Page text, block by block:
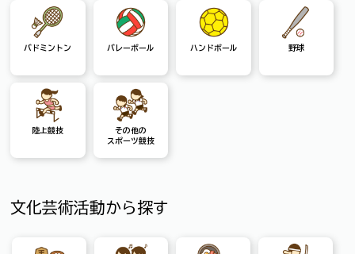
バドミントン バレーボール ハンドボール 野球
陸上競技
その他の
スポーツ競技
文化芸術活動から探す